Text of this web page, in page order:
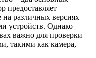
предоставляет
различных версиях
устройств. Однако
важно для проверки
такими как камера,